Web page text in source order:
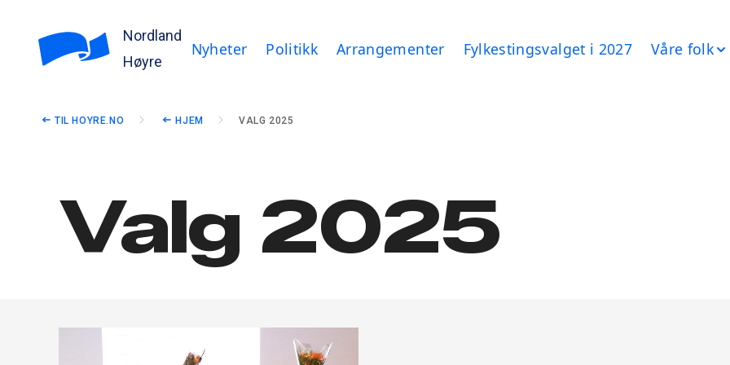
Nordland
Høyre
Nyheter Politikk Arrangementer Fylkestingsvalget i 2027 Våre folk
TIL HOYRE.NO HJEM VALG 2025
Valg 2025